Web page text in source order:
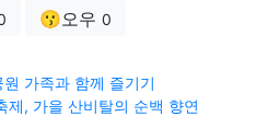
😗오우 0
가족과 함께 즐기기
제, 가을 산비탈의 순백 향연